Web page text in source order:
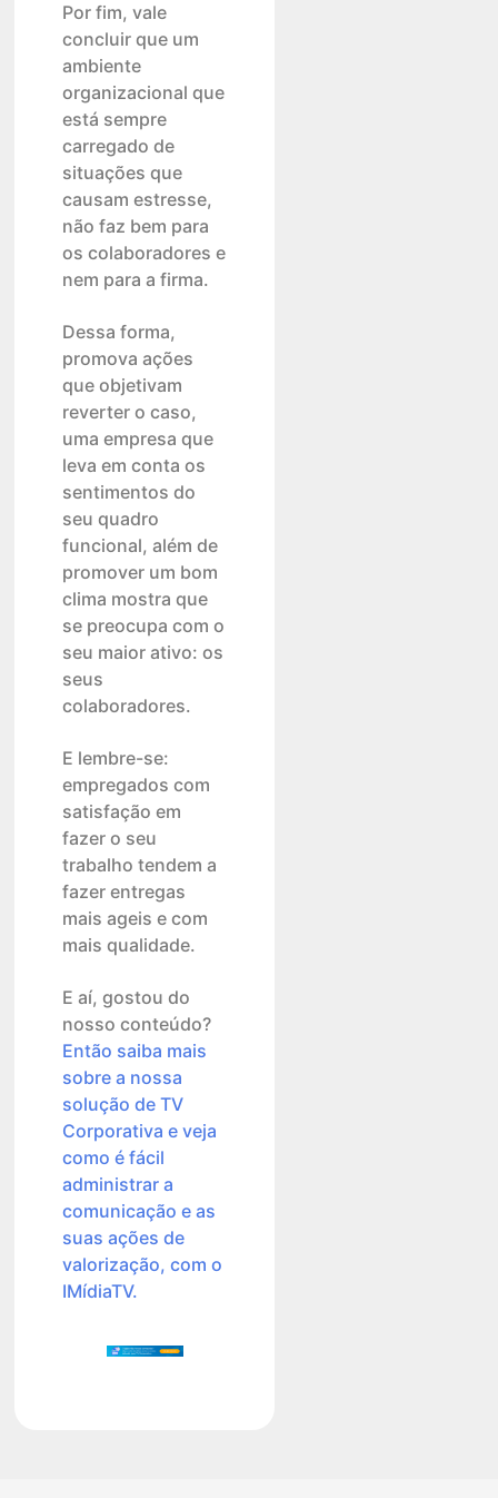
Por fim, vale
concluir que um
ambiente
organizacional que
está sempre
carregado de
situações que
causam estresse,
não faz bem para
os colaboradores e
nem para a firma.
Dessa forma,
promova ações
que objetivam
reverter o caso,
uma empresa que
leva em conta os
sentimentos do
seu quadro
funcional, além de
promover um bom
clima mostra que
se preocupa com o
seu maior ativo: os
seus
colaboradores.
E lembre-se:
empregados com
satisfação em
fazer o seu
trabalho tendem a
fazer entregas
mais ageis e com
mais qualidade.
E aí, gostou do
nosso conteúdo?
Então saiba mais
sobre a nossa
solução de TV
Corporativa e veja
como é fácil
administrar a
comunicação e as
suas ações de
valorização, com o
IMídiaTV.